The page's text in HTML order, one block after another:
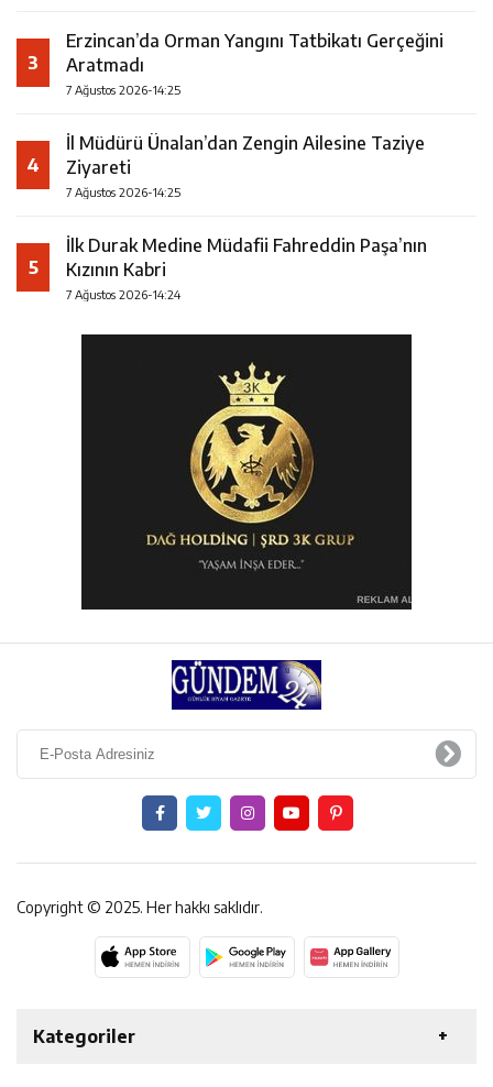
3
Erzincan’da Orman Yangını Tatbikatı Gerçeğini
Aratmadı
7 Ağustos 2026-14:25
4
İl Müdürü Ünalan’dan Zengin Ailesine Taziye
Ziyareti
7 Ağustos 2026-14:25
5
İlk Durak Medine Müdafii Fahreddin Paşa’nın
Kızının Kabri
7 Ağustos 2026-14:24
Copyright © 2025. Her hakkı saklıdır.
Kategoriler